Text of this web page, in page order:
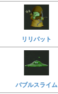
リリパット
バブルスライム